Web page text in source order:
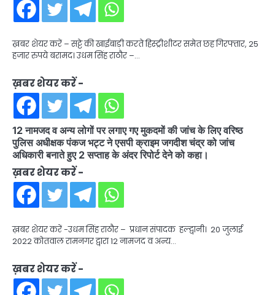
ख़बर शेयर करें – सट्टे की खाईबाड़ी करते हिस्ट्रीशीटर समेत छह गिरफ्तार, 25
हजार रुपये बरामद। उधम सिंह राठौर –…
ख़बर शेयर करें -
12 नामजद व अन्य लोगों पर लगाए गए मुकदमों की जांच के लिए वरिष्ठ
पुलिस अधीक्षक पंकज भट्ट ने एसपी क्राइम जगदीश चंद्र को जांच
अधिकारी बनाते हुए 2 सप्ताह के अंदर रिपोर्ट देने को कहा।
ख़बर शेयर करें -
ख़बर शेयर करें -उधम सिंह राठौर – प्रधान संपादक हल्द्वानी। 20 जुलाई
2022 कोतवाल रामनगर द्वारा 12 नामजद व अन्य…
ख़बर शेयर करें -